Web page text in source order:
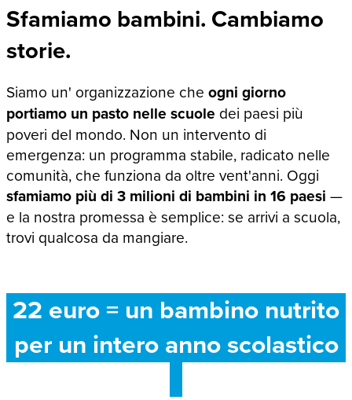
Sfamiamo bambini. Cambiamo
storie.
Siamo un' organizzazione che ogni giorno
portiamo un pasto nelle scuole dei paesi più
poveri del mondo. Non un intervento di
emergenza: un programma stabile, radicato nelle
comunità, che funziona da oltre vent'anni. Oggi
sfamiamo più di 3 milioni di bambini in 16 paesi —
e la nostra promessa è semplice: se arrivi a scuola,
trovi qualcosa da mangiare.
22 euro = un bambino nutrito
per un intero anno scolastico